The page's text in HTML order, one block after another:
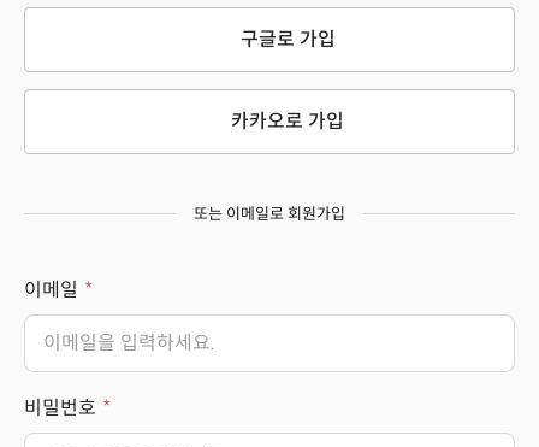
구글로 가입
카카오로 가입
또는 이메일로 회원가입
이메일
비밀번호